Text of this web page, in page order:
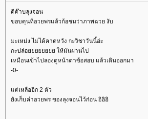
ดีค๊าบลุงจอน
ขอบคุนที่อวยพรแล้วก้อชมว่าภาพฉวย งับ
มะเหม่ง ไม่ได้คาดหวัง กะวิชาวันนี้อ่ะ
กะปล่อยยยยยยยย ให้มันผ่านไป
เหมือนเข้าไปลองดูหน้าตาข้อสอบ แล้วเดินออกมา
-0-
ต่เหลืออีก 2 ตัว
ังเก็บคำอวยพร ของลุงจอนไว้ก่อน อิอิอิ